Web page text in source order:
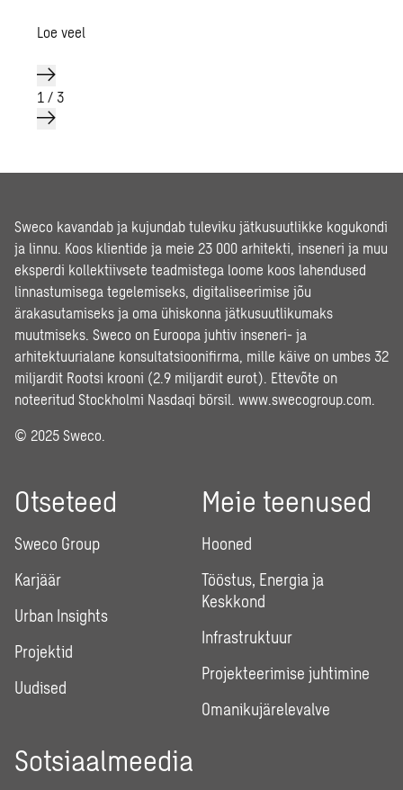
Loe veel
1 / 3
Sweco kavandab ja kujundab tuleviku jätkusuutlikke kogukondi
ja linnu. Koos klientide ja meie 23 000 arhitekti, inseneri ja muu
eksperdi kollektiivsete teadmistega loome koos lahendused
linnastumisega tegelemiseks, digitaliseerimise jõu
ärakasutamiseks ja oma ühiskonna jätkusuutlikumaks
muutmiseks. Sweco on Euroopa juhtiv inseneri- ja
arhitektuurialane konsultatsioonifirma, mille käive on umbes 32
miljardit Rootsi krooni (2.9 miljardit eurot). Ettevõte on
noteeritud Stockholmi Nasdaqi börsil. www.swecogroup.com
© 2025 Sweco.
Otseteed
Sweco Group
Karjäär
Urban Insights
Projektid
Uudised
Meie teenused
Hooned
Tööstus, Energia ja
Keskkond
Infrastruktuur
Projekteerimise juhtimine
Omanikujärelevalve
Sotsiaalmeedia